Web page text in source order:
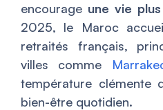
encourage une vie
2025, le Maroc
retraités français,
villes comme
température clémente
bien-être quotidien.